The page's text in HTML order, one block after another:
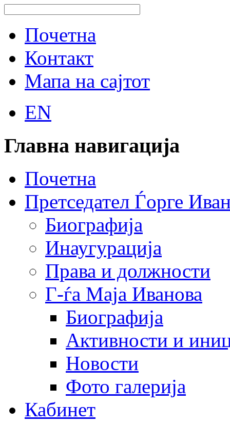
Почетна
Контакт
Мапа на сајтот
EN
Главна навигација
Почетна
Претседател Ѓорге
Биографија
Инаугурација
Права и должности
Г-ѓа Маја Иванова
Биографија
Активности и
Новости
Фото галерија
Кабинет